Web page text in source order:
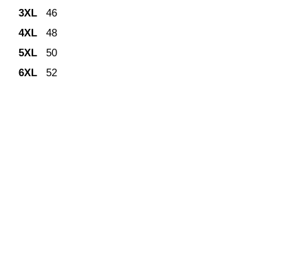
3XL
46
4XL
48
5XL
50
6XL
52